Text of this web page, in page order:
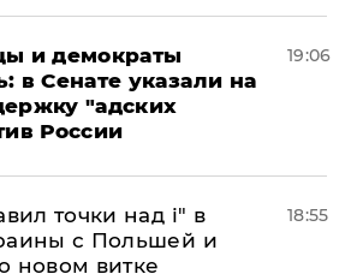
и демократы
в Сенате указали на
"адских
России
19:06
точки над і" в
с Польшей и
новом витке
18:55